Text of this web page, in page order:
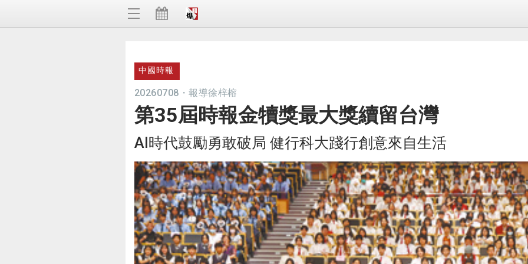
中國時報
20260708 ・ 報導徐梓榕
第35屆時報金犢獎最大獎續留台灣
AI時代鼓勵勇敢破局 健行科大踐行創意來自生活